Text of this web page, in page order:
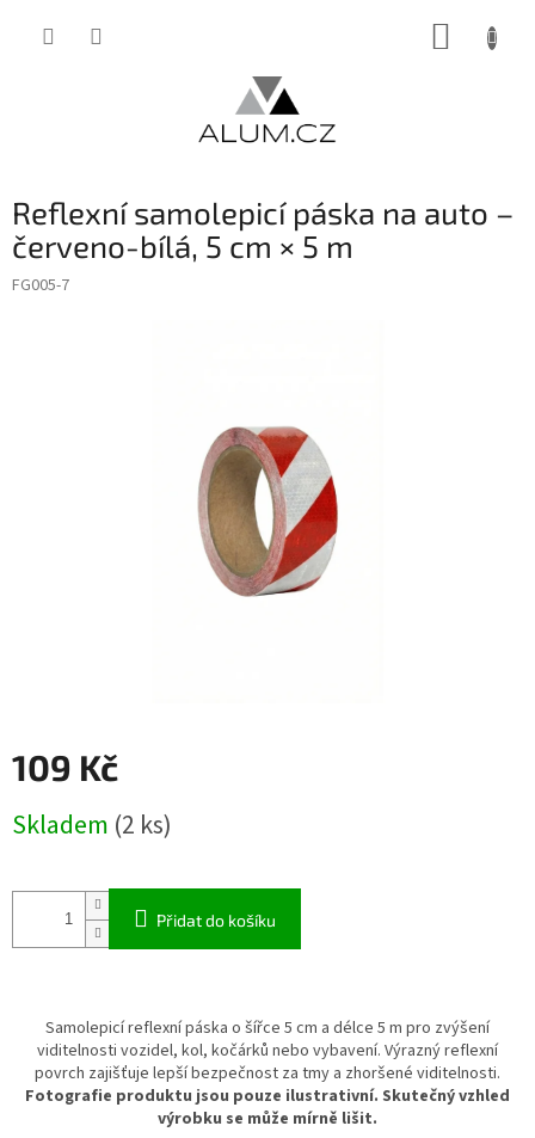
Reflexní samolepicí páska na auto –
červeno-bílá, 5 cm × 5 m
FG005-7
109 Kč
cena:
Skladem (2 ks)
Přidat do košíku
Samolepicí reflexní páska o šířce 5 cm a délce 5 m pro zvýšení
viditelnosti vozidel, kol, kočárků nebo vybavení. Výrazný reflexní
povrch zajišťuje lepší bezpečnost za tmy a zhoršené viditelnosti.
Fotografie produktu jsou pouze ilustrativní. Skutečný vzhled
výrobku se může mírně lišit.